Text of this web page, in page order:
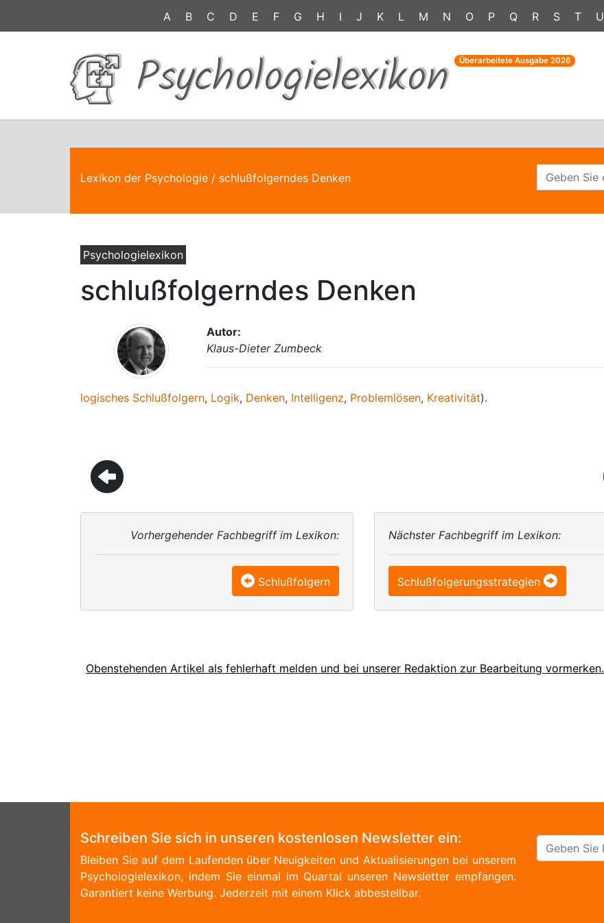
A B C D E F G H I J K L M N O P Q R S T U
Psychologielexikon Überarbeitete Ausgabe 2026
Lexikon der Psychologie / schlußfolgerndes Denken
Psychologielexikon
schlußfolgerndes Denken
Autor:
Klaus-Dieter Zumbeck
logisches Schlußfolgern, Logik, Denken, Intelligenz, Problemlösen, Kreativität).
Vorhergehender Fachbegriff im Lexikon:
Schlußfolgern
Nächster Fachbegriff im Lexikon:
Schlußfolgerungsstrategien
Obenstehenden Artikel als fehlerhaft melden und bei unserer Redaktion zur Bearbeitung vormerken.
Schreiben Sie sich in unseren kostenlosen Newsletter ein:
Bleiben Sie auf dem Laufenden über Neuigkeiten und Aktualisierungen bei unserem
Psychologielexikon, indem Sie einmal im Quartal unseren Newsletter empfangen.
Garantiert keine Werbung. Jederzeit mit einem Klick abbestellbar.